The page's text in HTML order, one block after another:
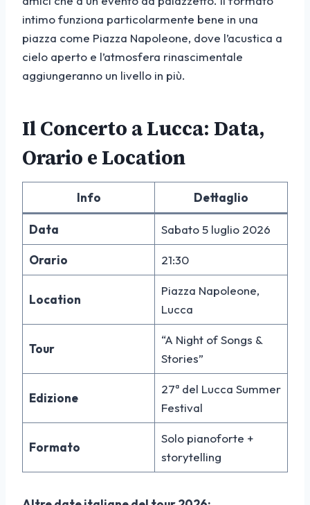
intimo funziona particolarmente bene in una
piazza come Piazza Napoleone, dove l’acustica a
cielo aperto e l’atmosfera rinascimentale
aggiungeranno un livello in più.
Il Concerto a Lucca: Data,
Orario e Location
Info Dettaglio
Data Sabato 5 luglio 2026
Orario 21:30
Location
Piazza Napoleone,
Lucca
Tour
“A Night of Songs &
Stories”
Edizione
27ª del Lucca Summer
Festival
Formato
Solo pianoforte +
storytelling